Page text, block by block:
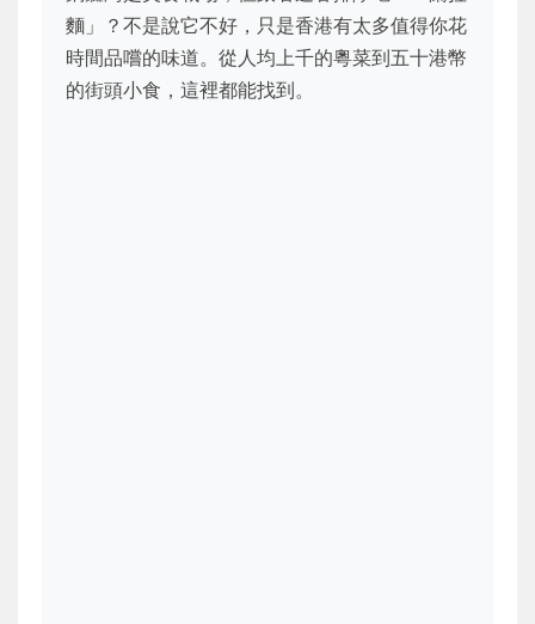
麵」？不是說它不好，只是香港有太多值得你花
時間品嚐的味道。從人均上千的粵菜到五十港幣
的街頭小食，這裡都能找到。